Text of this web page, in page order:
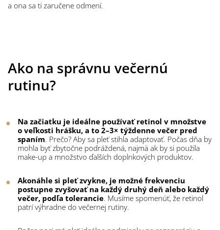
a ona sa ti zaručene odmení.
Ako na správnu večernú
rutinu?
Na začiatku je ideálne používať retinol v množstve
o veľkosti hrášku, a to 2–3× týždenne večer pred
spaním. Prečo? Aby sa pleť stihla adaptovať. Počas dňa by
mohla byť zbytočne podráždená, najmä ak by si použila
make-up a množstvo ďalších doplnkových produktov.
Akonáhle si pleť zvykne, je možné frekvenciu
postupne zvyšovať na každý druhý deň alebo každý
večer, podľa tolerancie. Musíme spomenúť, že retinol
patrí výhradne do večernej rutiny.